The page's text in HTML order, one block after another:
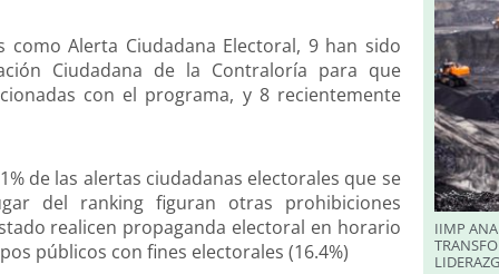
Alerta Ciudadana Electoral, 9 han sido
Ciudadana de la Contraloría para que
con el programa, y 8 recientemente
de las alertas ciudadanas electorales que se
del ranking figuran otras prohibiciones
realicen propaganda electoral en horario
públicos con fines electorales (16.4%)
IIMP